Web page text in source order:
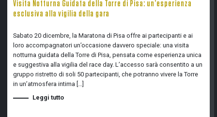
Visita Notturna Guidata della Torre di Pisa: un’esperienza
esclusiva alla vigilia della gara
Sabato 20 dicembre, la Maratona di Pisa offre ai partecipanti e ai
loro accompagnatori un’occasione davvero speciale: una visita
notturna guidata della Torre di Pisa, pensata come esperienza unica
e suggestiva alla vigilia del race day. L’accesso sarà consentito a un
gruppo ristretto di soli 50 partecipanti, che potranno vivere la Torre
in un’atmosfera intima […]
Leggi tutto